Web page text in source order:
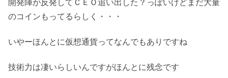
開発陣が反発してＣＥＯ追い出した？っぽいけどまだ大量
のコインもってるらしく・・・
いやーほんとに仮想通貨ってなんでもありですね
技術力は凄いらしいんですがほんとに残念です